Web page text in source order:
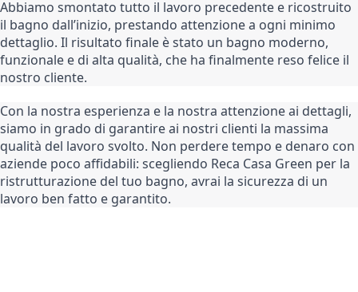
Abbiamo smontato tutto il lavoro precedente e ricostruito
il bagno dall’inizio, prestando attenzione a ogni minimo
dettaglio. Il risultato finale è stato un bagno moderno,
funzionale e di alta qualità, che ha finalmente reso felice il
nostro cliente.
Con la nostra esperienza e la nostra attenzione ai dettagli,
siamo in grado di garantire ai nostri clienti la massima
qualità del lavoro svolto. Non perdere tempo e denaro con
aziende poco affidabili: scegliendo Reca Casa Green per la
ristrutturazione del tuo bagno, avrai la sicurezza di un
lavoro ben fatto e garantito.